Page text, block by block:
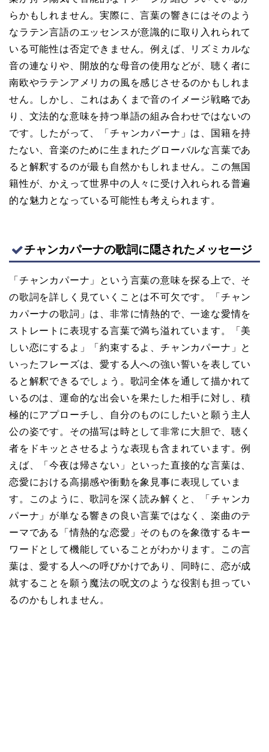
らかもしれません。実際に、言葉の響きにはそのよう
なラテン言語のエッセンスが意識的に取り入れられて
いる可能性は否定できません。例えば、リズミカルな
音の連なりや、開放的な母音の使用などが、聴く者に
南欧やラテンアメリカの風を感じさせるのかもしれま
せん。しかし、これはあくまで音のイメージ戦略であ
り、文法的な意味を持つ単語の組み合わせではないの
です。したがって、「チャンカパーナ」は、国籍を持
たない、音楽のために生まれたグローバルな言葉であ
ると解釈するのが最も自然かもしれません。この無国
籍性が、かえって世界中の人々に受け入れられる普遍
的な魅力となっている可能性も考えられます。
チャンカパーナの歌詞に隠されたメッセージ
「チャンカパーナ」という言葉の意味を探る上で、そ
の歌詞を詳しく見ていくことは不可欠です。「チャン
カパーナの歌詞」は、非常に情熱的で、一途な愛情を
ストレートに表現する言葉で満ち溢れています。「美
しい恋にするよ」「約束するよ、チャンカパーナ」と
いったフレーズは、愛する人への強い誓いを表してい
ると解釈できるでしょう。歌詞全体を通して描かれて
いるのは、運命的な出会いを果たした相手に対し、積
極的にアプローチし、自分のものにしたいと願う主人
公の姿です。その描写は時として非常に大胆で、聴く
者をドキッとさせるような表現も含まれています。例
えば、「今夜は帰さない」といった直接的な言葉は、
恋愛における高揚感や衝動を象見事に表現していま
す。このように、歌詞を深く読み解くと、「チャンカ
パーナ」が単なる響きの良い言葉ではなく、楽曲のテ
ーマである「情熱的な恋愛」そのものを象徴するキー
ワードとして機能していることがわかります。この言
葉は、愛する人への呼びかけであり、同時に、恋が成
就することを願う魔法の呪文のような役割も担ってい
るのかもしれません。